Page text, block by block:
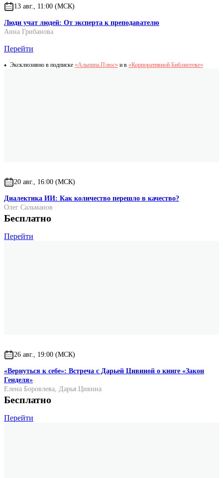
13 авг., 11:00 (МСК)
Люди учат людей: От эксперта к преподавателю
Анна Грибанова
Перейти
Эксклюзивно в подписке «Альпина.Плюс» и в «Корпоративной Библиотеке»
20 авг., 16:00 (МСК)
Диалектика ИИ: Как количество перешло в качество?
Олег Сальманов
Бесплатно
Перейти
26 авг., 19:00 (МСК)
«Вернуться к себе»: Встреча с Дарьей Цивиной о книге «Закон
Генделя»
Елена Боровлева, Дарья Цивина
Бесплатно
Перейти